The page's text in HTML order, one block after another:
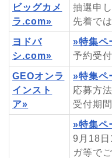
ビッグカメ
ラ.com»
抽選申
先着で
ヨドバ
シ.com»
»特集ペ
予約受
GEOオンラ
インスト
ア»
»特集ペ
応募方
受付期
»特集ペ
9月18日
ガ等で